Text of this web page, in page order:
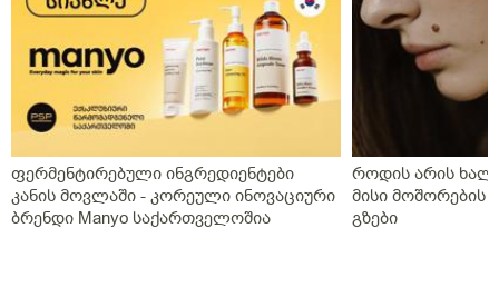
ფერმენტირებული ინგრედიენტები
კანის მოვლაში - კორეული ინოვაციური
ბრენდი Manyo საქართველოშია
როდის არის
მისი მოშორების
გზები